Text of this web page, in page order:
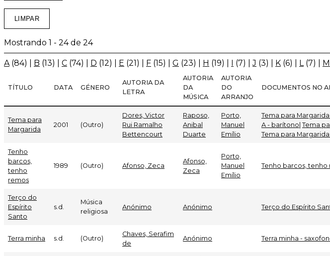
Mostrando 1 - 24 de 24
A (84) B (13) C (74) D (12) E (21) F (15) G (23) H (19) I (7) |J (3) K (6) L (7) M
TÍTULO DATA GÉNERO
AUTORIA DA
LETRA
AUTORIA
DA
MÚSICA
AUTORIA
DO
ARRANJO
DOCUMENTOS NO
Tema para
Margarida
2001 (Outro)
Dores, Victor
Rui Ramalho
Bettencourt
Raposo,
Anibal
Duarte
Porto,
Manuel
Emílio
Tema para
A - barítono| Tema
Tema para
Tenho
barcos,
tenho
remos
1989 (Outro) Afonso, Zeca
Afonso,
Zeca
Porto,
Manuel
Emílio
Tenho barcos, tenho
Terço do
Espírito
Santo
s.d.
Música
religiosa
Anónimo Anónimo Terço do Espírito
Terra minha s.d. (Outro)
Chaves, Serafim
de
Anónimo Terra minha -